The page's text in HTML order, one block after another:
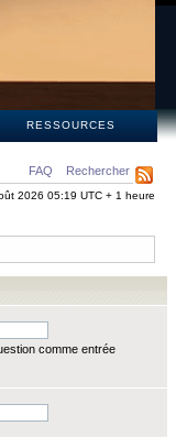
RESSOURCES
FAQ Rechercher
2026 05:19 UTC + 1 heure
comme entrée